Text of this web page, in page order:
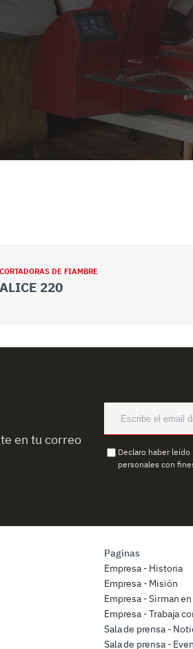
CORTADORAS DE FIAMBRE
ALICE 220
en tu correo
Declaro haber leído
personales con
Paginas
Empresa - Historia
Empresa - Misión
Empresa - Sirman
Empresa - Trabaja
Sala de prensa -
Sala de prensa -